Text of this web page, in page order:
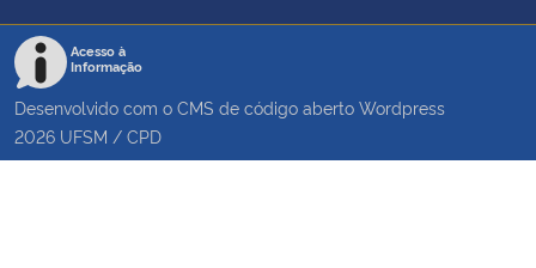
Acesso à
Informação
Desenvolvido com o CMS de código aberto Wordpress
2026 UFSM / CPD